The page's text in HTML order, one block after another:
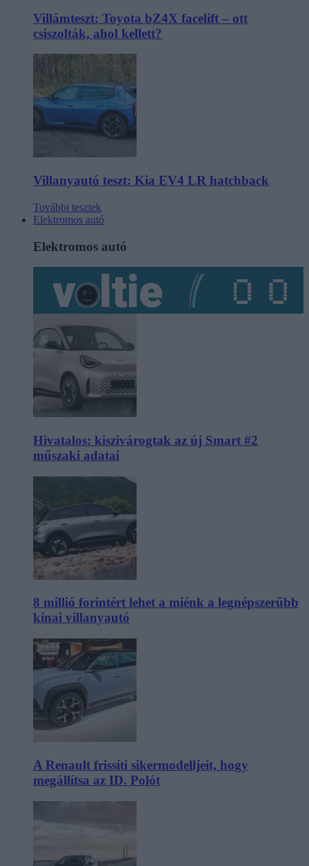
Villámteszt: Toyota bZ4X facelift – ott
csiszolták, ahol kellett?
Villanyautó teszt: Kia EV4 LR hatchback
További tesztek
Elektromos autó
Elektromos autó
Hivatalos: kiszivárogtak az új Smart #2
műszaki adatai
8 millió forintért lehet a miénk a legnépszerűbb
kínai villanyautó
A Renault frissíti sikermodelljeit, hogy
megállítsa az ID. Polót